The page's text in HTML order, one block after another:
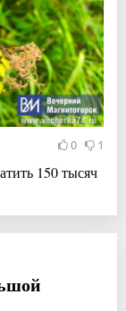
0 1
150 тысяч